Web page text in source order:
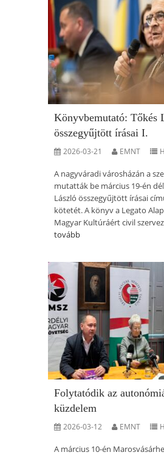
Könyvbemutató: Tőkés
összegyűjtött írásai I.
2026-03-21 EMNT
A nagyváradi városházán a
mutatták be március 19-én
László összegyűjtött írásai
kötetét. A könyv a Legato
Magyar Kultúráért civil
tovább
Folytatódik az
küzdelem
2026-03-12 EMNT
A március 10-én